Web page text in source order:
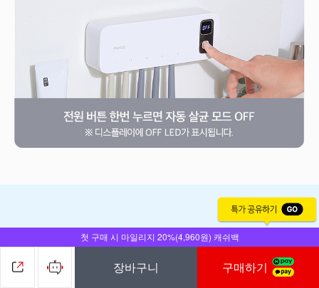
첫 구매 시 마일리지 20%(4,960원) 캐쉬백
장바구니 구매하기